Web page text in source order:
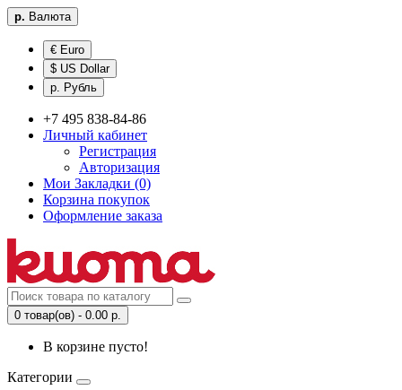
р. Валюта
€ Euro
$ US Dollar
р. Рубль
+7 495 838-84-86
Личный кабинет
Регистрация
Авторизация
Мои Закладки (0)
Корзина покупок
Оформление заказа
0 товар(ов) - 0.00 р.
В корзине пусто!
Категории